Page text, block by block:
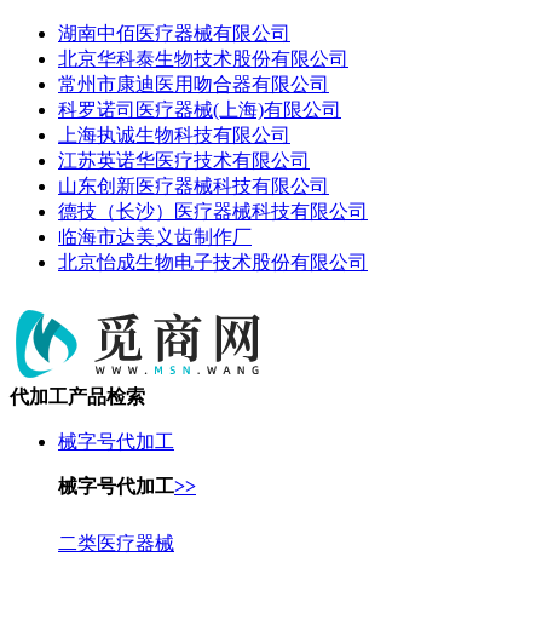
湖南中佰医疗器械有限公司
北京华科泰生物技术股份有限公司
常州市康迪医用吻合器有限公司
科罗诺司医疗器械(上海)有限公司
上海执诚生物科技有限公司
江苏英诺华医疗技术有限公司
山东创新医疗器械科技有限公司
德技（长沙）医疗器械科技有限公司
临海市达美义齿制作厂
北京怡成生物电子技术股份有限公司
代加工产品检索
械字号代加工
械字号代加工>>
二类医疗器械